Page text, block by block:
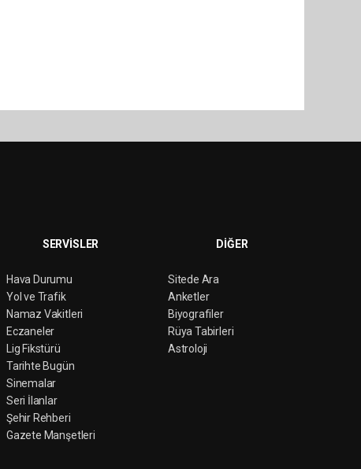
SERVİSLER
Hava Durumu
Yol ve Trafik
Namaz Vakitleri
Eczaneler
Lig Fikstürü
Tarihte Bugün
Sinemalar
Seri İlanlar
Şehir Rehberi
Gazete Manşetleri
DİĞER
Sitede Ara
Anketler
Biyografiler
Rüya Tabirleri
Astroloji